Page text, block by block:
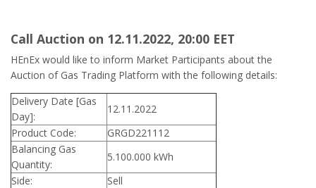
Call Auction on 12.11.2022, 20:00 ΕΕΤ
HEnEx would like to inform Market Participants about the
Auction of Gas Trading Platform with the following details:
Delivery Date [Gas
Day]:
12.11.2022
Product Code:
GRGD221112
Balancing Gas
Quantity:
5.100.000 kWh
Side:
Sell